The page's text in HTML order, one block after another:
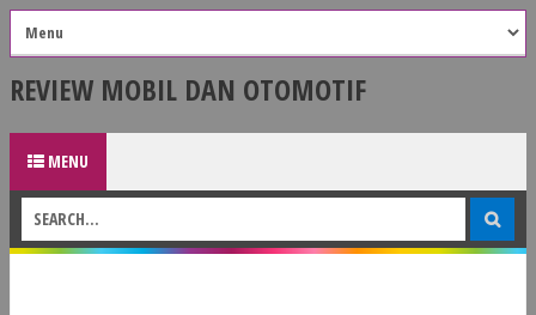
REVIEW MOBIL DAN OTOMOTIF
MENU